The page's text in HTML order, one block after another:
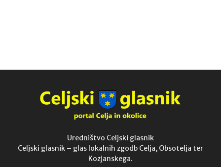
Uredništvo Celjski glasnik
Celjski glasnik – glas lokalnih zgodb Celja, Obsotelja ter
Kozjanskega.